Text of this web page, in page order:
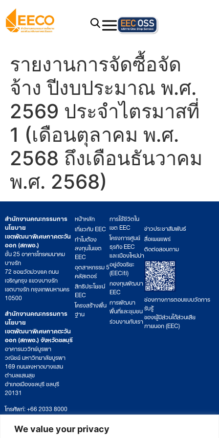
We value your privacy
รายงานการจัดซื้อจัด
จ้าง ปีงบประมาณ พ.ศ.
2569 ประจำไตรมาสที่
1 (เดือนตุลาคม พ.ศ.
2568 ถึงเดือนธันวาคม
พ.ศ. 2568)
สำนักงานคณะกรรมการ
นโยบาย
เขตพัฒนาพิเศษภาคตะวัน
ออก (สกพอ.)
ชั้น 25 อาคารโทรคมนาคม
บางรัก
72 ซอยวัดม่วงแค ถนน
เจริญกรุง แขวงบางรัก
เขตบางรัก กรุงเทพมหานคร
10500
สำนักงานคณะกรรมการ
นโยบาย
เขตพัฒนาพิเศษภาคตะวัน
ออก (สกพอ.) จังหวัดชลบุรี
อาคารนววิทย์บูรพา
วณิชย์ มหาวิทยาลัยบูรพา
169 ถนนลงหาดบางแสน
ตำบลแสนสุข
อำเภอเมืองชลบุรี ชลบุรี
20131
โทรศัพท์: +66 2033 8000
เวลาทำการ: จันทร์ – ศุกร์
09:00 – 17:00 น.
ติดตามหนังสือหรือยื่นเอกสาร
หน้าหลัก
เกี่ยวกับ EEC
ทำไมต้อง
ลงทุนในเขต
EEC
อุตสาหกรรม 5
คลัสเตอร์
สิทธิประโยชน์
EEC
โครงสร้างพื้น
ฐาน
การใช้ชีวิตใน
เขต EEC
โครงการศูนย์
ธุรกิจ EEC
และเมืองใหม่น่า
อยู่อัจฉริยะ
(EECiti)
กองทุนพัฒนา
EEC
การพัฒนา
พื้นที่และชุมชน
ร่วมงานกับเรา
ข่าวประชาสัมพันธ์
สื่อเผยแพร่
ติดต่อสอบถาม
ช่องทางการตอบแบบวัดการ
รับรู้
ของผู้มีส่วนได้ส่วนเสีย
ภายนอก (EEC)